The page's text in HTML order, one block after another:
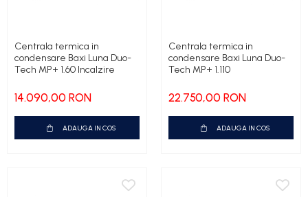
Centrala termica in
condensare Baxi Luna Duo-
Tech MP+ 1.60 Incalzire
14.090,00 RON
ADAUGA IN COS
Centrala termica in
condensare Baxi Luna Duo-
Tech MP+ 1.110
22.750,00 RON
ADAUGA IN COS